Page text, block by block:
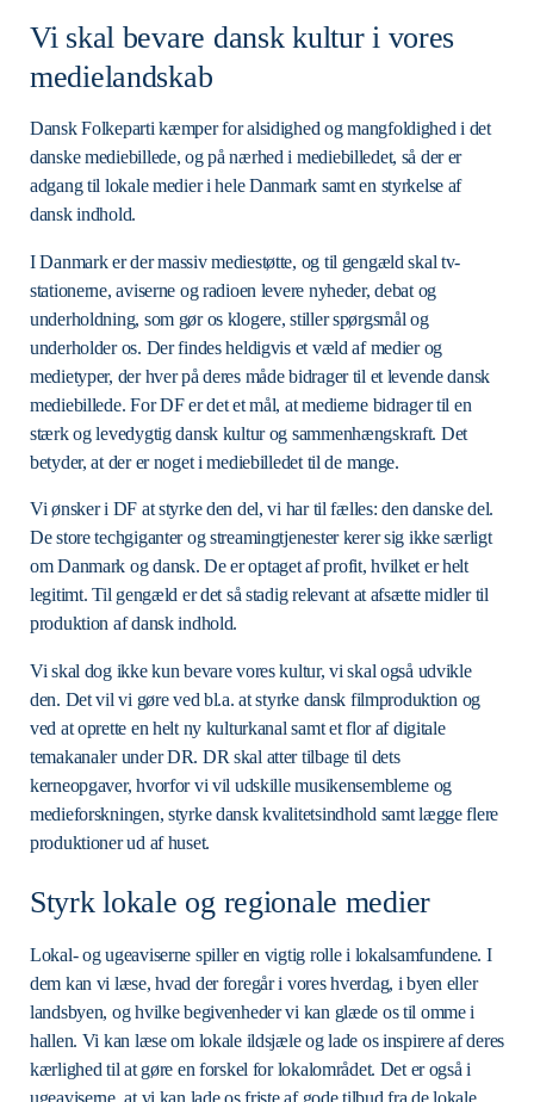
Vi skal bevare dansk kultur i vores
medielandskab
Dansk Folkeparti kæmper for alsidighed og mangfoldighed i det
danske mediebillede, og på nærhed i mediebilledet, så der er
adgang til lokale medier i hele Danmark samt en styrkelse af
dansk indhold.
I Danmark er der massiv mediestøtte, og til gengæld skal tv-
stationerne, aviserne og radioen levere nyheder, debat og
underholdning, som gør os klogere, stiller spørgsmål og
underholder os. Der findes heldigvis et væld af medier og
medietyper, der hver på deres måde bidrager til et levende dansk
mediebillede. For DF er det et mål, at medierne bidrager til en
stærk og levedygtig dansk kultur og sammenhængskraft. Det
betyder, at der er noget i mediebilledet til de mange.
Vi ønsker i DF at styrke den del, vi har til fælles: den danske del.
De store techgiganter og streamingtjenester kerer sig ikke særligt
om Danmark og dansk. De er optaget af profit, hvilket er helt
legitimt. Til gengæld er det så stadig relevant at afsætte midler til
produktion af dansk indhold.
Vi skal dog ikke kun bevare vores kultur, vi skal også udvikle
den. Det vil vi gøre ved bl.a. at styrke dansk filmproduktion og
ved at oprette en helt ny kulturkanal samt et flor af digitale
temakanaler under DR. DR skal atter tilbage til dets
kerneopgaver, hvorfor vi vil udskille musikensemblerne og
medieforskningen, styrke dansk kvalitetsindhold samt lægge flere
produktioner ud af huset.
Styrk lokale og regionale medier
Lokal- og ugeaviserne spiller en vigtig rolle i lokalsamfundene. I
dem kan vi læse, hvad der foregår i vores hverdag, i byen eller
landsbyen, og hvilke begivenheder vi kan glæde os til omme i
hallen. Vi kan læse om lokale ildsjæle og lade os inspirere af deres
kærlighed til at gøre en forskel for lokalområdet. Det er også i
ugeaviserne, at vi kan lade os friste af gode tilbud fra de lokale